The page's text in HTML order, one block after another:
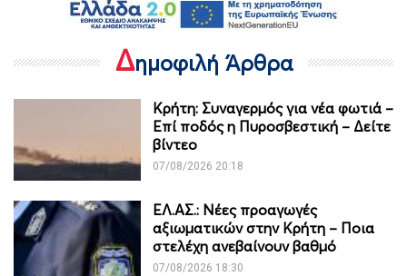
Δημοφιλή Άρθρα
Κρήτη: Συναγερμός για νέα φωτιά –
Επί ποδός η Πυροσβεστική – Δείτε
βίντεο
07/08/2026 20:18
ΕΛ.ΑΣ.: Νέες προαγωγές
αξιωματικών στην Κρήτη – Ποια
στελέχη ανεβαίνουν βαθμό
07/08/2026 18:30